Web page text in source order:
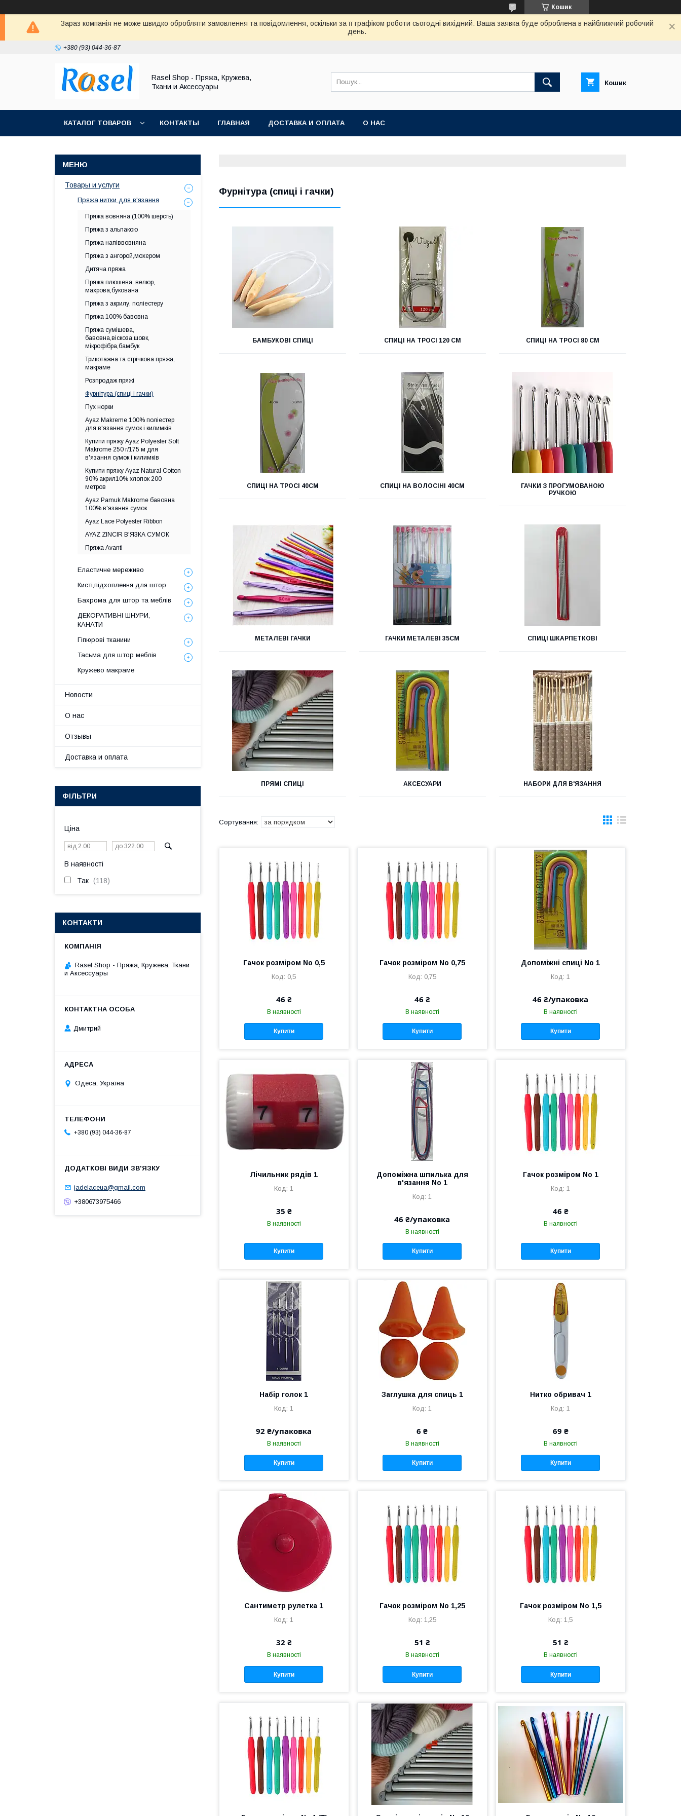
Кошик
Зараз компанія не може швидко обробляти замовлення та повідомлення, оскільки за її графіком роботи сьогодні вихідний. Ваша заявка буде оброблена в найближчий робочий
день.
+380 (93) 044-36-87
Rasel Shop - Пряжа, Кружева,
Ткани и Аксессуары
Кошик
КАТАЛОГ ТОВАРОВ КОНТАКТЫ ГЛАВНАЯ ДОСТАВКА И ОПЛАТА О НАС
Фурнітура (спиці і гачки)
БАМБУКОВІ СПИЦІ СПИЦІ НА ТРОСІ 120 СМ СПИЦІ НА ТРОСІ 80 СМ
СПИЦІ НА ТРОСІ 40СМ СПИЦІ НА ВОЛОСІНІ 40СМ
ГАЧКИ З ПРОГУМОВАНОЮ
РУЧКОЮ
МЕТАЛЕВІ ГАЧКИ ГАЧКИ МЕТАЛЕВІ 35СМ СПИЦІ ШКАРПЕТКОВІ
ПРЯМІ СПИЦІ АКСЕСУАРИ НАБОРИ ДЛЯ В'ЯЗАННЯ
Гачок розміром No 0,5
0,5
46 ₴
В наявності
Купити
Гачок розміром No 0,75
0,75
46 ₴
В наявності
Купити
Допоміжні спиці No 1
1
46 ₴/упаковка
В наявності
Купити
Лічильник рядів 1
1
35 ₴
В наявності
Купити
Допоміжна шпилька для
в'язання No 1
1
46 ₴/упаковка
В наявності
Купити
Гачок розміром No 1
1
46 ₴
В наявності
Купити
Набір голок 1
1
92 ₴/упаковка
В наявності
Купити
Заглушка для спиць 1
1
6 ₴
В наявності
Купити
Нитко обривач 1
1
69 ₴
В наявності
Купити
Сантиметр рулетка 1
1
32 ₴
В наявності
Купити
Гачок розміром No 1,25
1,25
51 ₴
В наявності
Купити
Гачок розміром No 1,5
1,5
51 ₴
В наявності
Купити
Товары и услуги
Пряжа,нитки для в'язання
Пряжа вовняна (100% шерсть)
Пряжа з альпакою
Пряжа напіввовняна
Пряжа з ангорой,мохером
Дитяча пряжа
Пряжа плюшева, велюр,
махрова,букована
Пряжа з акрилу, поліестеру
Пряжа 100% бавовна
Пряжа сумішева,
бавовна,віскоза,шовк,
мікрофібра,бамбук
Трикотажна та стрічкова пряжа,
макраме
Розпродаж пряжі
Фурнітура (спиці і гачки)
Пух норки
Ayaz Makreme 100% поліестер
для в'язання сумок і килимків
Купити пряжу Ayaz Polyester Soft
Makrome 250 г/175 м для
в'язання сумок i килимкiв
Купити пряжу Ayaz Natural Cotton
90% акрил10% хлопок 200
метров
Ayaz Pamuk Makrome бавовна
100% в'язання сумок
Ayaz Lace Polyester Ribbon
AYAZ ZINCIR В'ЯЗКА СУМОК
Пряжа Avanti
Еластичне мереживо
Кисті,підхоплення для штор
Бахрома для штор та меблів
ДЕКОРАТИВНІ ШНУРИ,
КАНАТИ
Гіпюрові тканини
Тасьма для штор меблів
Кружево макраме
Новости
О нас
Отзывы
Доставка и оплата
ФІЛЬТРИ
Ціна
В наявності
Так 118
КОНТАКТИ
Rasel Shop - Пряжа, Кружева, Ткани
и Аксессуары
Дмитрий
Одеса, Україна
+380 (93) 044-36-87
jadelaceua@gmail.com
+380673975466